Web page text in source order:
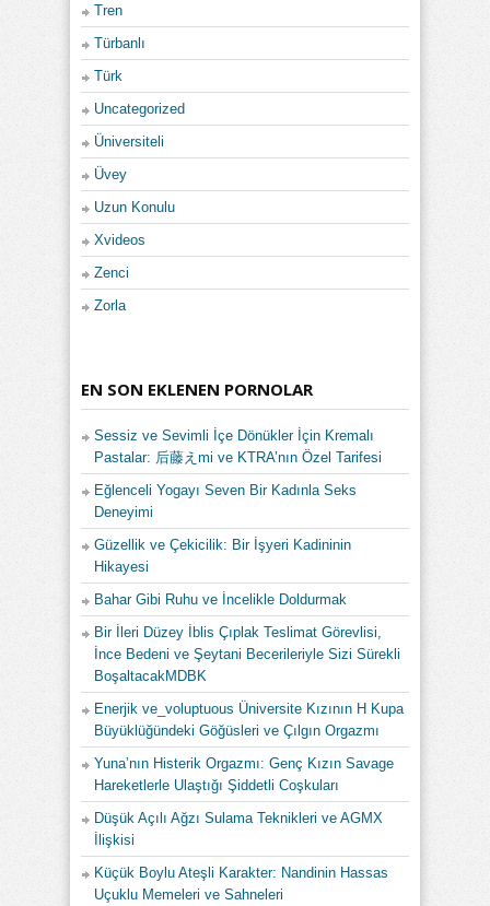
Tren
Türbanlı
Türk
Uncategorized
Üniversiteli
Üvey
Uzun Konulu
Xvideos
Zenci
Zorla
EN SON EKLENEN PORNOLAR
Sessiz ve Sevimli İçe Dönükler İçin Kremalı
Pastalar: 后藤えmi ve KTRA’nın Özel Tarifesi
Eğlenceli Yogayı Seven Bir Kadınla Seks
Deneyimi
Güzellik ve Çekicilik: Bir İşyeri Kadininin
Hikayesi
Bahar Gibi Ruhu ve İncelikle Doldurmak
Bir İleri Düzey İblis Çıplak Teslimat Görevlisi,
İnce Bedeni ve Şeytani Becerileriyle Sizi Sürekli
BoşaltacakMDBK
Enerjik ve_voluptuous Üniversite Kızının H Kupa
Büyüklüğündeki Göğüsleri ve Çılgın Orgazmı
Yuna’nın Histerik Orgazmı: Genç Kızın Savage
Hareketlerle Ulaştığı Şiddetli Coşkuları
Düşük Açılı Ağzı Sulama Teknikleri ve AGMX
İlişkisi
Küçük Boylu Ateşli Karakter: Nandinin Hassas
Uçuklu Memeleri ve Sahneleri